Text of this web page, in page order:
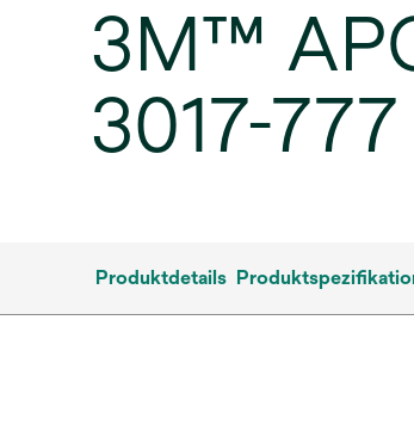
3M™
3017-777
Produktdetails